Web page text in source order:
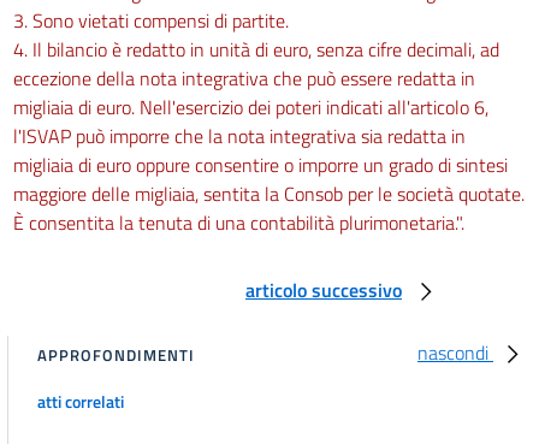
3. Sono vietati compensi di partite.
4. Il bilancio è redatto in unità di euro, senza cifre decimali, ad
eccezione della nota integrativa che può essere redatta in
migliaia di euro. Nell'esercizio dei poteri indicati all'articolo 6,
l'ISVAP può imporre che la nota integrativa sia redatta in
migliaia di euro oppure consentire o imporre un grado di sintesi
maggiore delle migliaia, sentita la Consob per le società quotate.
È consentita la tenuta di una contabilità plurimonetaria.".
articolo successivo
nascondi
APPROFONDIMENTI
atti correlati